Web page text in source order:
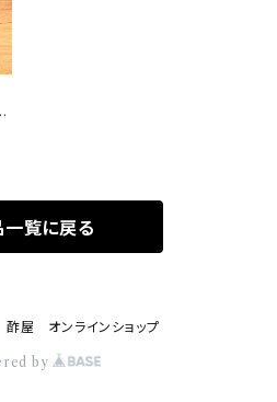
一覧に戻る
屋 オンラインショップ
by